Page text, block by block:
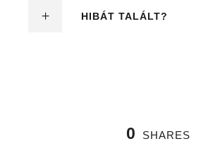
HIBÁT TALÁLT?
0 SHARES